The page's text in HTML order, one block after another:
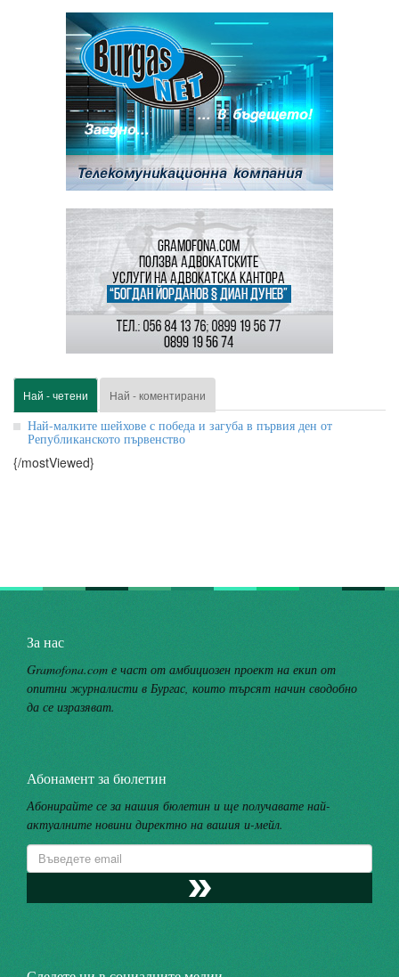
Най - четени Най - коментирани
Най-малките шейхове с победа и загуба в първия ден от
Републиканското първенство
{/mostViewed}
За нас
Gramofona.com е част от амбициозен проект на екип от
опитни журналисти в Бургас, които търсят начин сводобно
да се изразяват.
Абонамент за бюлетин
Абонирайте се за нашия бюлетин и ще получавате най-
актуалните новини директно на вашия и-мейл.